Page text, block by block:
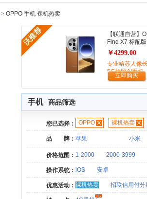
> OPPO 手机 裸机热卖
【联通自营】
Find X7 标配版
￥4299.00
专业哈苏人像
5G拍照AI手机
立即购买
手机 商品筛选
您已选择： OPPO 裸机热卖
品 牌： 苹果 小米
价格范围： 1-2000 2000-3999
操作系统： iOS 安卓
优惠活动： 裸机热卖 招联信用付分